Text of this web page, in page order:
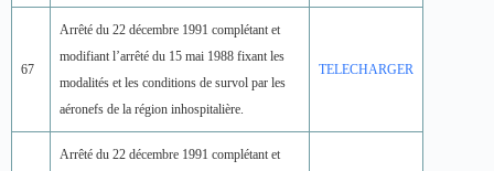
67
Arrêté du 22 décembre 1991 complétant et
modifiant l’arrêté du 15 mai 1988 fixant les
modalités et les conditions de survol par les
aéronefs de la région inhospitalière.
TELECHARGER
Arrêté du 22 décembre 1991 complétant et